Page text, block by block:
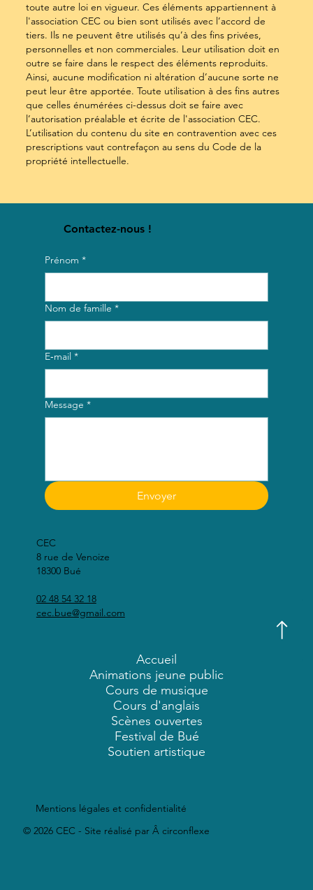
toute autre loi en vigueur. Ces éléments appartiennent à
l'association CEC ou bien sont utilisés avec l’accord de
tiers. Ils ne peuvent être utilisés qu’à des fins privées,
personnelles et non commerciales. Leur utilisation doit en
outre se faire dans le respect des éléments reproduits.
Ainsi, aucune modification ni altération d’aucune sorte ne
peut leur être apportée. Toute utilisation à des fins autres
que celles énumérées ci-dessus doit se faire avec
l’autorisation préalable et écrite de l'association CEC.
L’utilisation du contenu du site en contravention avec ces
prescriptions vaut contrefaçon au sens du Code de la
propriété intellectuelle.
Contactez-nous !
Prénom *
Nom de famille *
E‑mail *
Message *
Envoyer
CEC
8 rue de Venoize
18300 Bué
02 48 54 32 18
cec.bue@gmail.com
Accueil
Animations jeune public
Cours de musique
Cours d'anglais
Scènes ouvertes
Festival de Bué
Soutien artistique
Mentions légales et confidentialité
© 2026 CEC - Site réalisé par Â circonflexe